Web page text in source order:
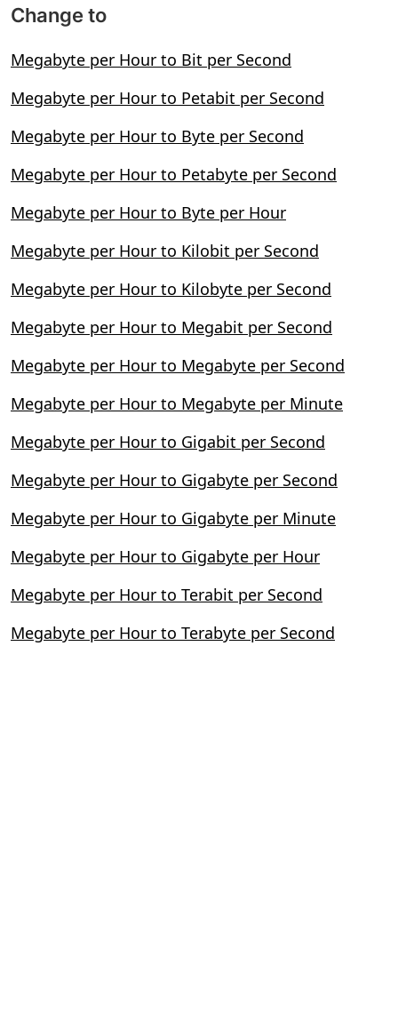
Change to
Megabyte per Hour to Bit per Second
Megabyte per Hour to Petabit per Second
Megabyte per Hour to Byte per Second
Megabyte per Hour to Petabyte per Second
Megabyte per Hour to Byte per Hour
Megabyte per Hour to Kilobit per Second
Megabyte per Hour to Kilobyte per Second
Megabyte per Hour to Megabit per Second
Megabyte per Hour to Megabyte per Second
Megabyte per Hour to Megabyte per Minute
Megabyte per Hour to Gigabit per Second
Megabyte per Hour to Gigabyte per Second
Megabyte per Hour to Gigabyte per Minute
Megabyte per Hour to Gigabyte per Hour
Megabyte per Hour to Terabit per Second
Megabyte per Hour to Terabyte per Second